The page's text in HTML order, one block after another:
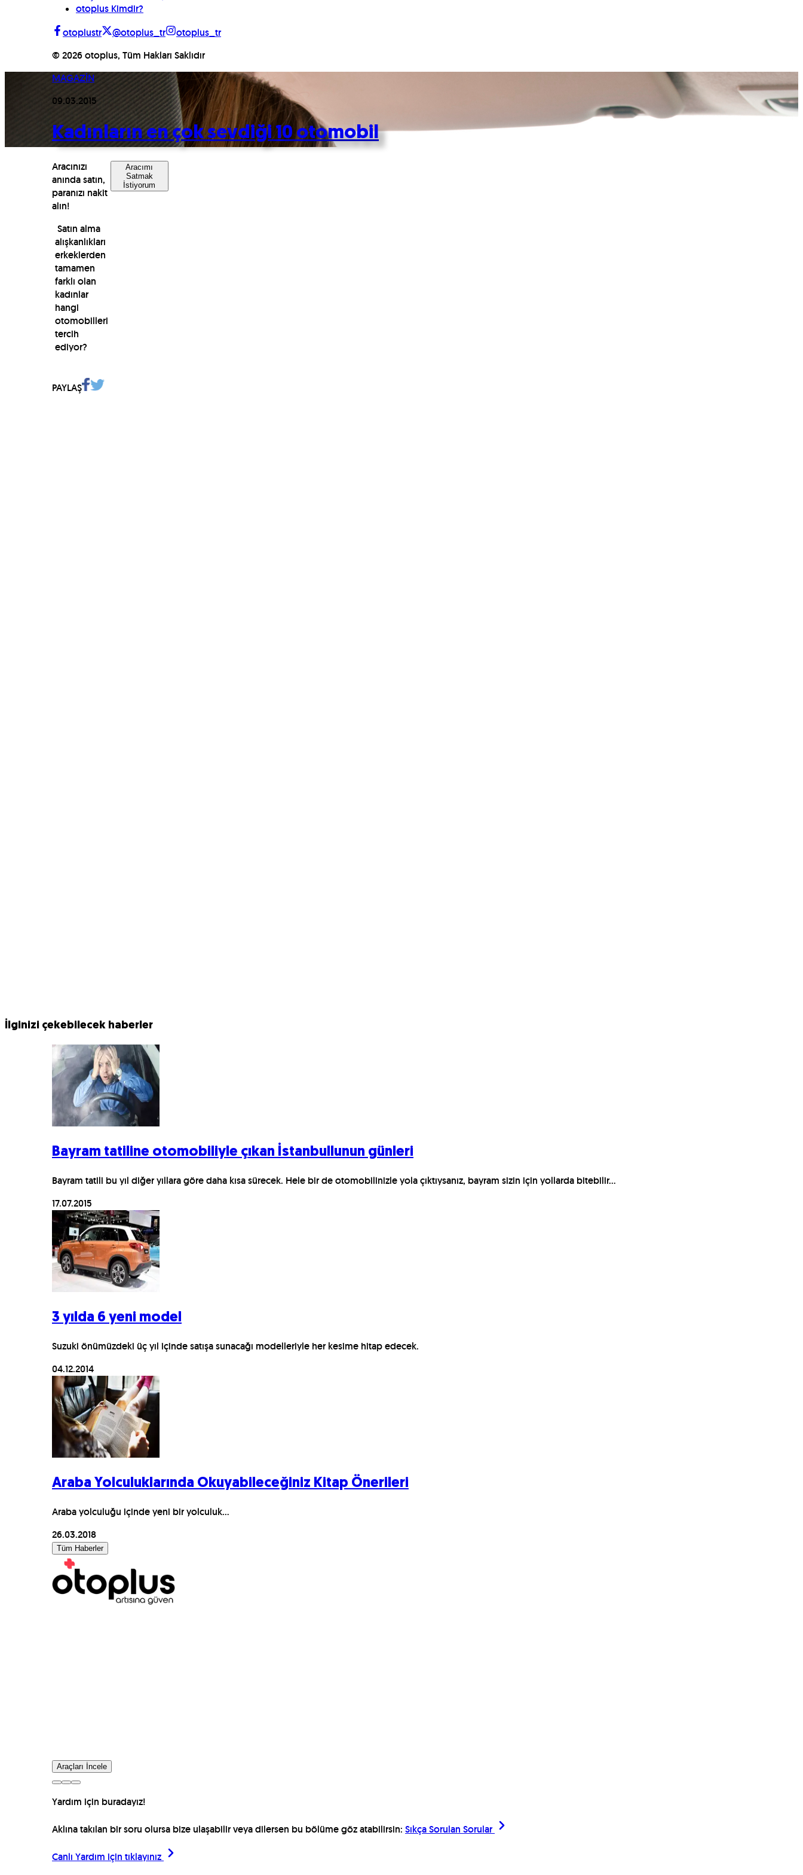
otoplus Kimdir?
otoplustr
@otoplus_tr
otoplus_tr
© 2026 otoplus, Tüm Hakları Saklıdır
MAGAZİN
09.03.2015
Kadınların en çok sevdiği 10 otomobil
Aracınızı
anında satın,
paranızı nakit
alın!
Aracımı
Satmak
İstiyorum
Satın alma
alışkanlıkları
erkeklerden
tamamen
farklı olan
kadınlar
hangi
otomobilleri
tercih
ediyor?
PAYLAŞ
İlginizi çekebilecek haberler
Bayram tatiline otomobiliyle çıkan İstanbullunun günleri
Bayram tatili bu yıl diğer yıllara göre daha kısa sürecek. Hele bir de otomobilinizle yola çıktıysanız, bayram sizin için yollarda bitebilir...
17.07.2015
3 yılda 6 yeni model
Suzuki önümüzdeki üç yıl içinde satışa sunacağı modelleriyle her kesime hitap edecek.
04.12.2014
Araba Yolculuklarında Okuyabileceğiniz Kitap Önerileri
Araba yolculuğu içinde yeni bir yolculuk...
26.03.2018
Tüm Haberler
Araçları İncele
Yardım için buradayız!
Aklına takılan bir soru olursa bize ulaşabilir veya dilersen bu bölüme göz atabilirsin: Sıkça Sorulan Sorular
Canlı Yardım için tıklayınız